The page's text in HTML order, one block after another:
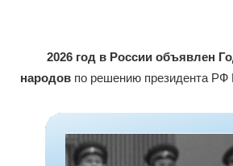
2026 год в России объявлен
народов по решению президента РФ